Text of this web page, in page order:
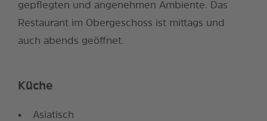
gepflegten und angenehmen Ambiente. Das
Restaurant im Obergeschoss ist mittags und
auch abends geöffnet.
Küche
Asiatisch